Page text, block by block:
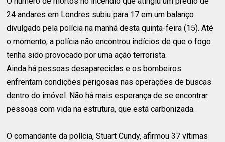
24 andares em Londres subiu para 17 em um balanço
divulgado pela polícia na manhã desta quinta-feira (15). Até
o momento, a polícia não encontrou indícios de que o fogo
tenha sido provocado por uma ação terrorista.
Ainda há pessoas desaparecidas e os bombeiros
enfrentam condições perigosas nas operações de buscas
dentro do imóvel. Não há mais esperança de se encontrar
pessoas com vida na estrutura, que está carbonizada.
O comandante da polícia, Stuart Cundy, afirmou 37 vítimas